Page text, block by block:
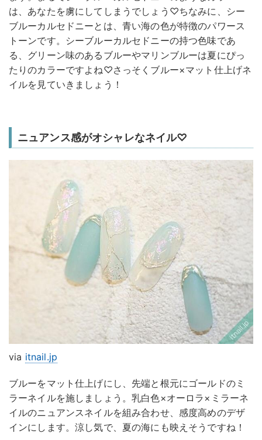
は、あなたを虜にしてしまうでしょう♡ちなみに、シー
ブルーカルセドニーとは、青い海の色が特徴のパワース
トーンです。シーブルーカルセドニーの持つ色味であ
る、グリーン味のあるブルーやマリンブルーは夏にぴっ
たりのカラーですよね♡さっそくブルー×マット仕上げネ
イルを見ていきましょう！
ニュアンス感がオシャレなネイル♡
via itnail.jp
ブルーをマット仕上げにし、先端と根元にゴールドのミ
ラーネイルを施しましょう。乳白色×オーロラ×ミラーネ
イルのニュアンスネイルを組み合わせ、感度高めのデザ
インにします。涼し気で、夏の海にも映えそうですね！